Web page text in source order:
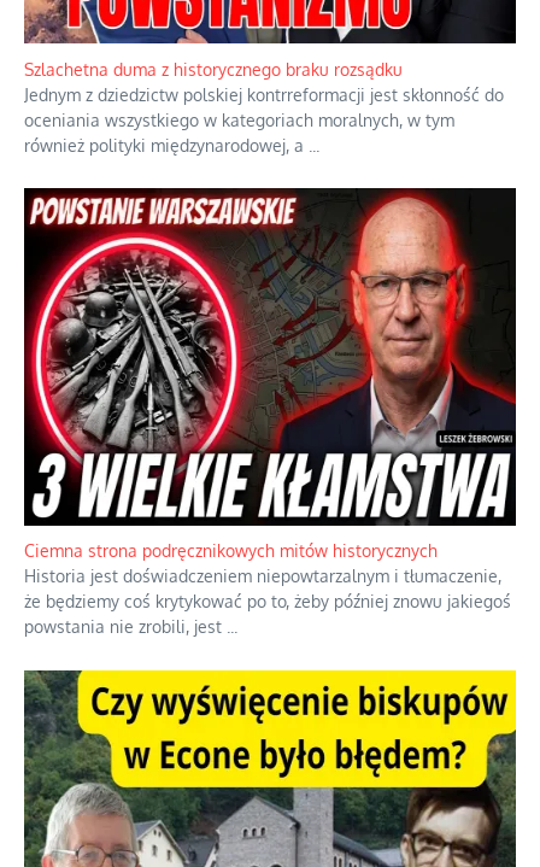
Szlachetna duma z historycznego braku rozsądku
Jednym z dziedzictw polskiej kontrreformacji jest skłonność do
oceniania wszystkiego w kategoriach moralnych, w tym
również polityki międzynarodowej, a
Ciemna strona podręcznikowych mitów historycznych
Historia jest doświadczeniem niepowtarzalnym i tłumaczenie,
że będziemy coś krytykować po to, żeby później znowu jakiegoś
powstania nie zrobili, jest ...